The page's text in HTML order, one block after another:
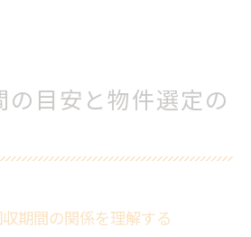
の目安と物件選定の
期間の関係を理解する